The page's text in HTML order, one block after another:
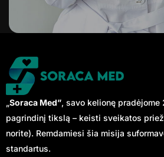
„Soraca Med”, savo kelionę pradėjome
pagrindinį tikslą – keisti sveikatos
norite). Remdamiesi šia misija
standartus.